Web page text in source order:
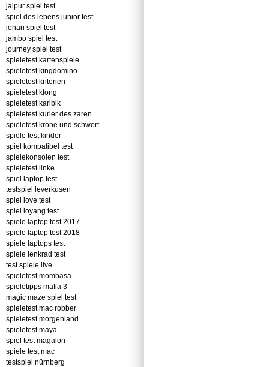
jaipur spiel test
spiel des lebens junior test
johari spiel test
jambo spiel test
journey spiel test
spieletest kartenspiele
spieletest kingdomino
spieletest kriterien
spieletest klong
spieletest karibik
spieletest kurier des zaren
spieletest krone und schwert
spiele test kinder
spiel kompatibel test
spielekonsolen test
spieletest linke
spiel laptop test
testspiel leverkusen
spiel love test
spiel loyang test
spiele laptop test 2017
spiele laptop test 2018
spiele laptops test
spiele lenkrad test
test spiele live
spieletest mombasa
spieletipps mafia 3
magic maze spiel test
spieletest mac robber
spieletest morgenland
spieletest maya
spiel test magalon
spiele test mac
testspiel nürnberg